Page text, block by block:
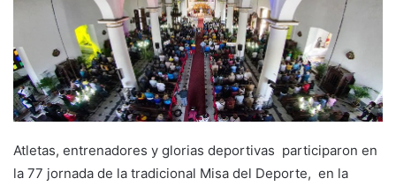
Atletas, entrenadores y glorias deportivas participaron en
la 77 jornada de la tradicional Misa del Deporte, en la